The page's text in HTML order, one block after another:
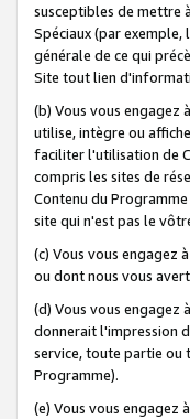
susceptibles de mettre
Spéciaux (par
générale de ce qui
Site tout lien
(b) Vous vous engagez
utilise, intègre ou
faciliter l'utilisation de
compris les sites de
Contenu du
site qui n'est pas le
(c) Vous vous engagez
ou dont nous vous
(d) Vous vous engagez
donnerait l'impression
service, toute partie ou
Programme).
(e) Vous vous engagez